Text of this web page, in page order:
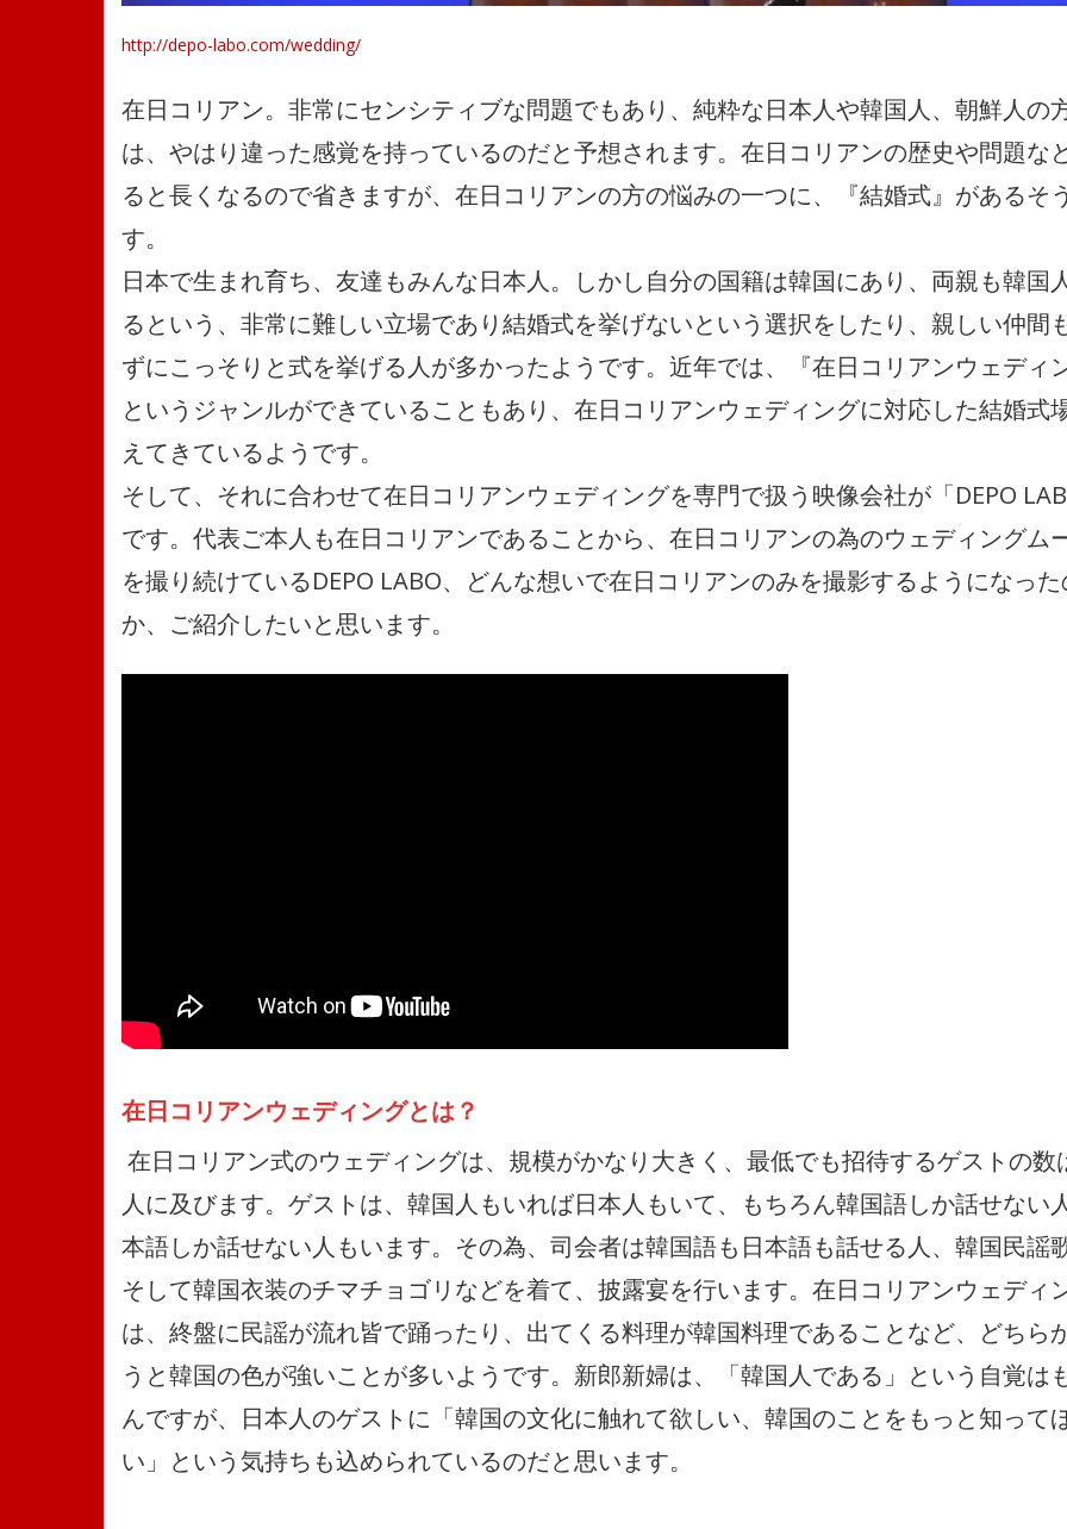
http://depo-labo.com/wedding/
在日コリアン。非常にセンシティブな問題でもあり、純粋な日本人や韓国人、朝鮮人の
は、やはり違った感覚を持っているのだと予想されます。在日コリアンの歴史や問題な
ると長くなるので省きますが、在日コリアンの方の悩みの一つに、『結婚式』があるそ
す。
日本で生まれ育ち、友達もみんな日本人。しかし自分の国籍は韓国にあり、両親も韓国
るという、非常に難しい立場であり結婚式を挙げないという選択をしたり、親しい仲間
ずにこっそりと式を挙げる人が多かったようです。近年では、『在日コリアンウェディ
というジャンルができていることもあり、在日コリアンウェディングに対応した結婚式
えてきているようです。
そして、それに合わせて在日コリアンウェディングを専門で扱う映像会社が「DEPO
です。代表ご本人も在日コリアンであることから、在日コリアンの為のウェディングム
を撮り続けているDEPO LABO、どんな想いで在日コリアンのみを撮影するようになっ
か、ご紹介したいと思います。
在日コリアンウェディングとは？
在日コリアン式のウェディングは、規模がかなり大きく、最低でも招待するゲストの数
人に及びます。ゲストは、韓国人もいれば日本人もいて、もちろん韓国語しか話せない
本語しか話せない人もいます。その為、司会者は韓国語も日本語も話せる人、韓国民謡
そして韓国衣装のチマチョゴリなどを着て、披露宴を行います。在日コリアンウェディ
は、終盤に民謡が流れ皆で踊ったり、出てくる料理が韓国料理であることなど、どちら
うと韓国の色が強いことが多いようです。新郎新婦は、「韓国人である」という自覚は
んですが、日本人のゲストに「韓国の文化に触れて欲しい、韓国のことをもっと知って
い」という気持ちも込められているのだと思います。